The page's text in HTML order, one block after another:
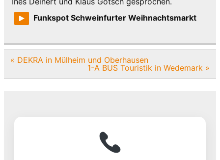
Funkspot Schweinfurter Weihnachtsmarkt
Beitragsnavigation
« DEKRA in Mülheim und Oberhausen
1-A BUS Touristik in Wedemark »